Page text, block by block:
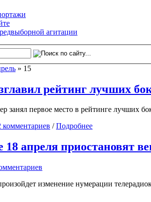
агитации
» 15
рейтинг лучших
занял первое место в рейтинге лучших
комментариев /Подробнее
18 апреля приостановят
изменение нумерации